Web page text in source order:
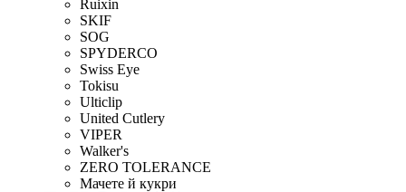
Ruixin
SKIF
SOG
SPYDERCO
Swiss Eye
Tokisu
Ulticlip
United Cutlery
VIPER
Walker's
ZERO TOLERANCE
Мачете й кукри